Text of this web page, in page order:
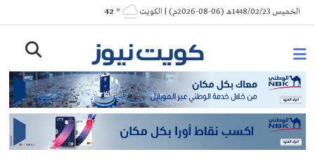
Skip
to
الخميس 1448/02/23هـ (06-08-2026م) | الكويت ° 42